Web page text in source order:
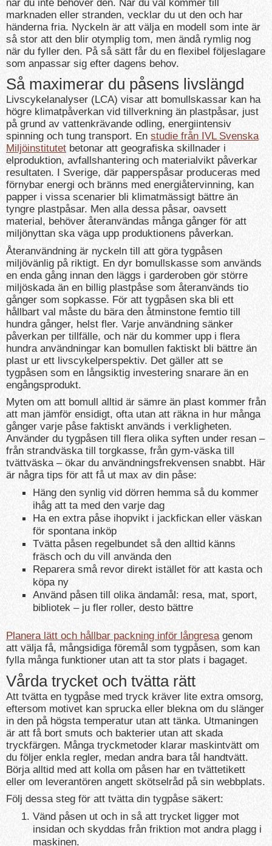
när du inte behöver den. När du väl kommer till
marknaden eller stranden, vecklar du ut den och har
händerna fria. Nyckeln är att välja en modell som inte är
så stor att den blir otymplig tom, men ändå rymlig nog
när du fyller den. På så sätt får du en flexibel följeslagare
som anpassar sig efter dagens behov.
Så maximerar du påsens livslängd
Livscykelanalyser (LCA) visar att bomullskassar kan ha
högre klimatpåverkan vid tillverkning än plastpåsar, just
på grund av vattenkrävande odling, energiintensiv
spinning och tung transport. En studie från IVL Svenska
Miljöinstitutet betonar att geografiska skillnader i
elproduktion, avfallshantering och materialvikt påverkar
resultaten. I Sverige, där papperspåsar produceras med
förnybar energi och bränns med energiåtervinning, kan
papper i vissa scenarier bli klimatmässigt bättre än
tyngre plastpåsar. Men alla dessa påsar, oavsett
material, behöver återanvändas många gånger för att
miljönyttan ska väga upp produktionens påverkan.
Återanvändning är nyckeln till att göra tygpåsen
miljövänlig på riktigt. En dyr bomullskasse som används
en enda gång innan den läggs i garderoben gör större
miljöskada än en billig plastpåse som återanvänds tio
gånger som sopkasse. För att tygpåsen ska bli ett
hållbart val måste du bära den åtminstone femtio till
hundra gånger, helst fler. Varje användning sänker
påverkan per tillfälle, och när du kommer upp i flera
hundra användningar kan bomullen faktiskt bli bättre än
plast ur ett livscykelperspektiv. Det gäller att se
tygpåsen som en långsiktig investering snarare än en
engångsprodukt.
Myten om att bomull alltid är sämre än plast kommer från
att man jämför ensidigt, ofta utan att räkna in hur många
gånger varje påse faktiskt används i verkligheten.
Använder du tygpåsen till flera olika syften under resan –
från strandväska till torgkasse, från gym-väska till
tvättväska – ökar du användningsfrekvensen snabbt. Här
är några tips för att få ut max av din påse:
Häng den synlig vid dörren hemma så du kommer
ihåg att ta med den varje dag
Ha en extra påse ihopvikt i jackfickan eller väskan
för spontana inköp
Tvätta påsen regelbundet så den alltid känns
fräsch och du vill använda den
Reparera små revor direkt istället för att kasta och
köpa ny
Använd påsen till olika ändamål: resa, mat, sport,
bibliotek – ju fler roller, desto bättre
Planera lätt och hållbar packning inför långresagenom
att välja få, mångsidiga föremål som tygpåsen, som kan
fylla många funktioner utan att ta stor plats i bagaget.
Vårda trycket och tvätta rätt
Att tvätta en tygpåse med tryck kräver lite extra omsorg,
eftersom motivet kan sprucka eller blekna om du slänger
in den på högsta temperatur utan att tänka. Utmaningen
är att få bort smuts och bakterier utan att skada
tryckfärgen. Många tryckmetoder klarar maskintvätt om
du följer enkla regler, medan andra bara tål handtvätt.
Börja alltid med att kolla om påsen har en tvättetikett
eller om leverantören angett skötselråd på sin webbplats.
Följ dessa steg för att tvätta din tygpåse säkert:
Vänd påsen ut och in så att trycket ligger mot
insidan och skyddas från friktion mot andra plagg i
maskinen.